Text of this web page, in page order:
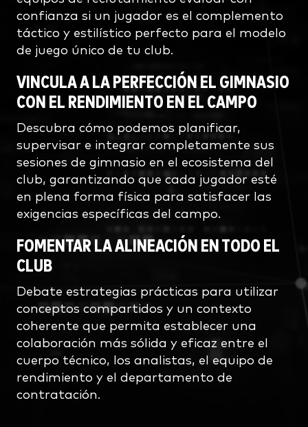
confianza si un jugador es el complemento
táctico y estilístico perfecto para el modelo
de juego único de tu club.
VINCULA A LA PERFECCIÓN EL GIMNASIO
CON EL RENDIMIENTO EN EL CAMPO
Descubra cómo podemos planificar,
supervisar e integrar completamente sus
sesiones de gimnasio en el ecosistema del
club, garantizando que cada jugador esté
en plena forma física para satisfacer las
exigencias específicas del campo.
FOMENTAR LA ALINEACIÓN EN TODO EL
CLUB
Debate estrategias prácticas para utilizar
conceptos compartidos y un contexto
coherente que permita establecer una
colaboración más sólida y eficaz entre el
cuerpo técnico, los analistas, el equipo de
rendimiento y el departamento de
contratación.